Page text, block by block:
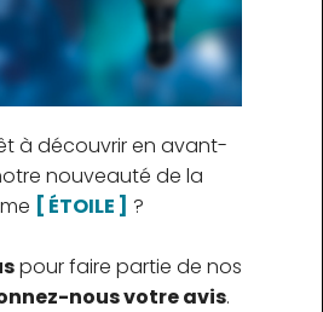
à découvrir en avant-
nouveauté de la
[ ÉTOILE ] ?
pour faire partie de nos
nous votre avis.